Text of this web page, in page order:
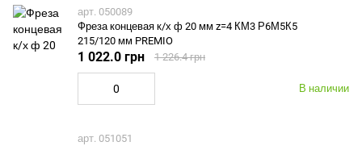
арт. 050089
Фреза концевая к/х ф 20 мм z=4 КМ3 Р6М5К5
215/120 мм PREMIO
В наличии
1 022.0 грн 1 226.4 грн
арт. 051051